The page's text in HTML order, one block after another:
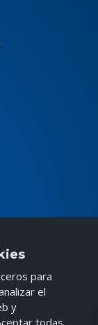
para
el
y
todas